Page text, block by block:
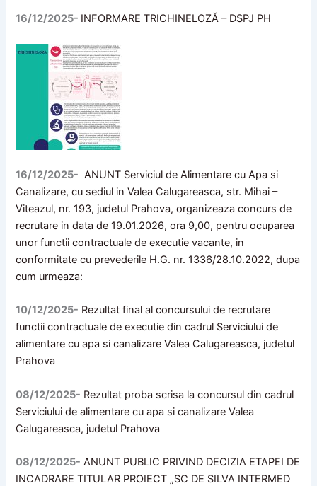
16/12/2025- INFORMARE TRICHINELOZĂ – DSPJ PH
16/12/2025- ANUNT Serviciul de Alimentare cu Apa si
Canalizare, cu sediul in Valea Calugareasca, str. Mihai –
Viteazul, nr. 193, judetul Prahova, organizeaza concurs de
recrutare in data de 19.01.2026, ora 9,00, pentru ocuparea
unor functii contractuale de executie vacante, in
conformitate cu prevederile H.G. nr. 1336/28.10.2022, dupa
cum urmeaza:
10/12/2025- Rezultat final al concursului de recrutare
functii contractuale de executie din cadrul Serviciului de
alimentare cu apa si canalizare Valea Calugareasca, judetul
Prahova
08/12/2025- Rezultat proba scrisa la concursul din cadrul
Serviciului de alimentare cu apa si canalizare Valea
Calugareasca, judetul Prahova
08/12/2025- ANUNT PUBLIC PRIVIND DECIZIA ETAPEI DE
INCADRARE TITULAR PROIECT „SC DE SILVA INTERMED